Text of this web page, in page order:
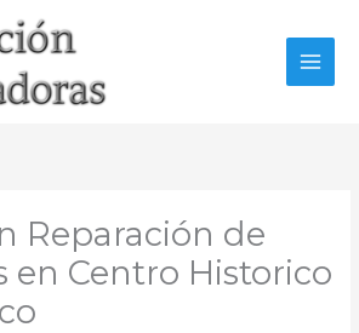
Reparación de
en Centro Historico